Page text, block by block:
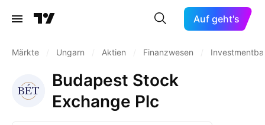
Auf geht's
Märkte Ungarn Aktien Finanzwesen
Budapest Stock
Exchange Plc